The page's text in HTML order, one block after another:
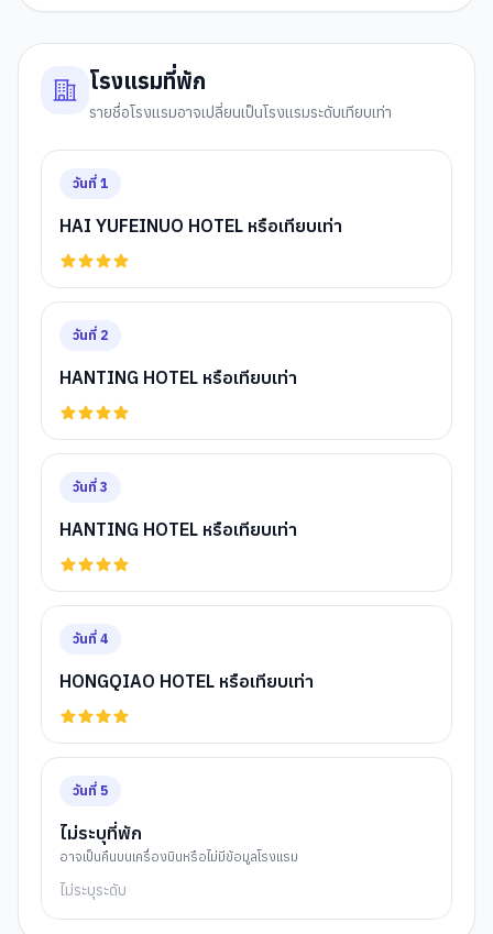
โรงแรมที่พัก
รายชื่อโรงแรมอาจเปลี่ยนเป็นโรงแรมระดับเทียบเท่า
วันที่ 1
HAI YUFEINUO HOTEL หรือเทียบเท่า
วันที่ 2
HANTING HOTEL หรือเทียบเท่า
วันที่ 3
HANTING HOTEL หรือเทียบเท่า
วันที่ 4
HONGQIAO HOTEL หรือเทียบเท่า
วันที่ 5
ไม่ระบุที่พัก
อาจเป็นคืนบนเครื่องบินหรือไม่มีข้อมูลโรงแรม
ไม่ระบุระดับ